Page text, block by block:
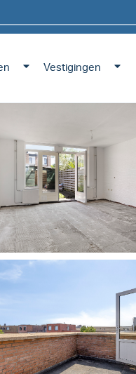
Vestigingen